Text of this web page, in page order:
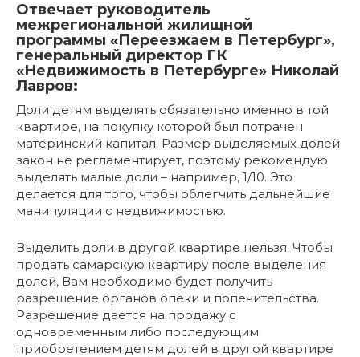
Отвечает руководитель
межрегиональной жилищной
программы «Переезжаем в Петербург»,
генеральный директор ГК
«Недвижимость в Петербурге» Николай
Лавров:
Доли детям выделять обязательно именно в той
квартире, на покупку которой был потрачен
материнский капитал. Размер выделяемых долей
закон не регламентирует, поэтому рекомендую
выделять малые доли – например, 1/10. Это
делается для того, чтобы облегчить дальнейшие
манипуляции с недвижимостью.
Выделить доли в другой квартире нельзя. Чтобы
продать самарскую квартиру после выделения
долей, Вам необходимо будет получить
разрешение органов опеки и попечительства.
Разрешение дается на продажу с
одновременным либо последующим
приобретением детям долей в другой квартире